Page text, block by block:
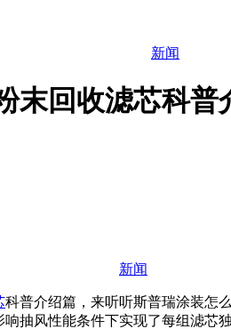
新闻
末回收滤芯科普
新闻
科普介绍篇，来听听斯普瑞涂装怎
抽风性能条件下实现了每组滤芯